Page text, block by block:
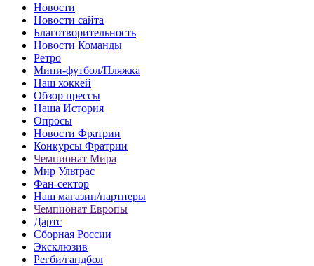
Новости
Новости сайта
Благотворительность
Новости Команды
Ретро
Мини-футбол/Пляжка
Наш хоккей
Обзор прессы
Наша История
Опросы
Новости Фратрии
Конкурсы Фратрии
Чемпионат Мира
Мир Ультрас
Фан-cектор
Наш магазин/партнеры
Чемпионат Европы
Дартс
Сборная России
Эксклюзив
Регби/гандбол